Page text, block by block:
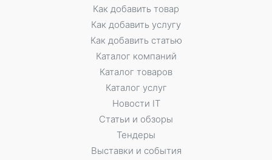
Как добавить товар
Как добавить услугу
Как добавить статью
Каталог компаний
Каталог товаров
Каталог услуг
Новости IT
Статьи и обзоры
Тендеры
Выставки и события